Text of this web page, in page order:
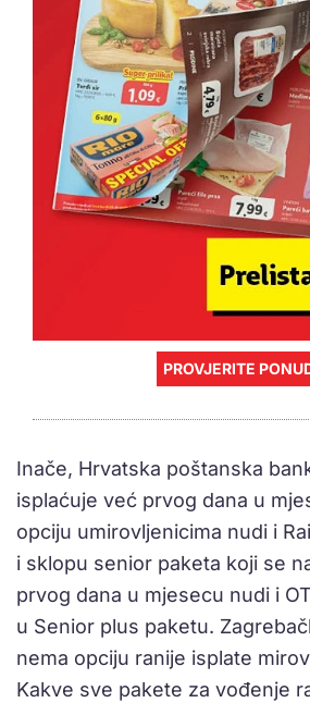
PROVJERITE
Inače, Hrvatska poštanska
isplaćuje već prvog dana u
opciju umirovljenicima nudi i
i sklopu senior paketa koji se
prvog dana u mjesecu nudi i
u Senior plus paketu.
nema opciju ranije isplate
Kakve sve pakete za vođenje